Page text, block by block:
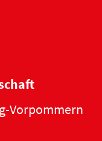
Vorpommern